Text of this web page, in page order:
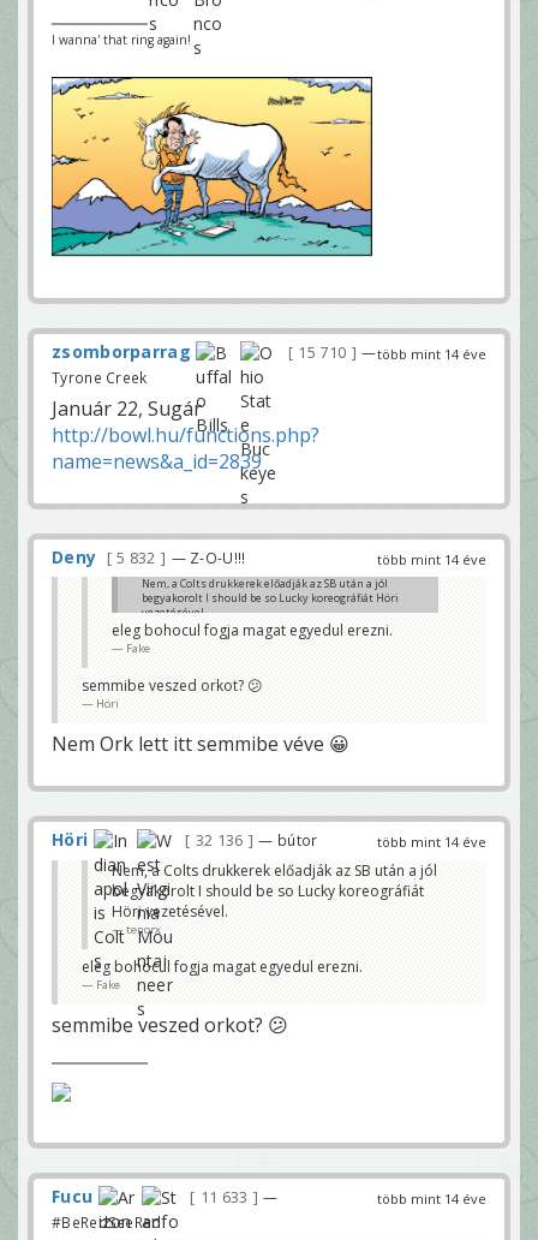
I wanna' that ring again!
több mint 14 éve
zsomborparrag 15 710
—
Tyrone Creek
Január 22, Sugár
http://bowl.hu/functions.php?
name=news&a_id=2839
több mint 14 éve
Deny 5 832 — Z-O-U!!!
Nem, a Colts drukkerek előadják az SB után a jól
begyakorolt I should be so Lucky koreográfiát Höri
vezetésével.
tenorx
eleg bohocul fogja magat egyedul erezni.
Fake
semmibe veszed orkot? 😕
Höri
Nem Ork lett itt semmibe véve 😀
több mint 14 éve
Höri 32 136 — bútor
Nem, a Colts drukkerek előadják az SB után a jól
begyakorolt I should be so Lucky koreográfiát
Höri vezetésével.
tenorx
eleg bohocul fogja magat egyedul erezni.
Fake
semmibe veszed orkot? 😕
több mint 14 éve
Fucu 11 633
—
#BeRedSeeRed